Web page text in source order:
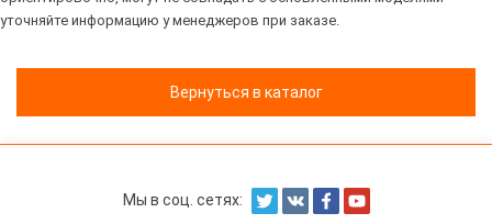
уточняйте информацию у менеджеров при заказе.
Вернуться в каталог
Мы в соц. сетях: